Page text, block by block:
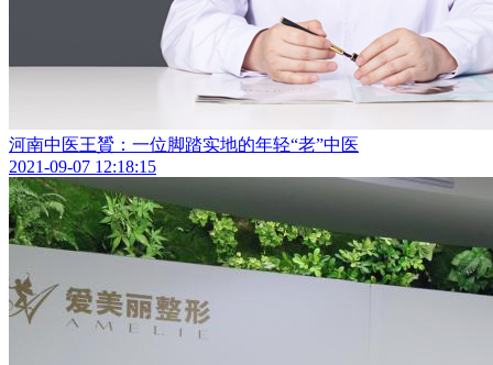
河南中医王贇：一位脚踏实地的年轻“老”中医
2021-09-07 12:18:15